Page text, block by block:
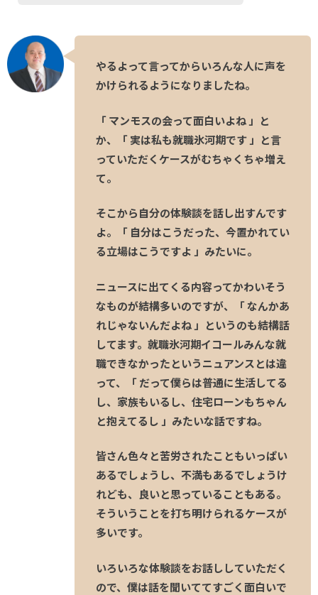
やるよって言ってからいろんな人に声を
かけられるようになりましたね。
「 マンモスの会って面白いよね 」と
か、「 実は私も就職氷河期です 」と言
っていただくケースがむちゃくちゃ増え
て。
そこから自分の体験談を話し出すんです
よ。「 自分はこうだった、今置かれてい
る立場はこうですよ 」みたいに。
ニュースに出てくる内容ってかわいそう
なものが結構多いのですが、「 なんかあ
れじゃないんだよね 」というのも結構話
してます。就職氷河期イコールみんな就
職できなかったというニュアンスとは違
って、「 だって僕らは普通に生活してる
し、家族もいるし、住宅ローンもちゃん
と抱えてるし 」みたいな話ですね。
皆さん色々と苦労されたこともいっぱい
あるでしょうし、不満もあるでしょうけ
れども、良いと思っていることもある。
そういうことを打ち明けられるケースが
多いです。
いろいろな体験談をお話ししていただく
ので、僕は話を聞いててすごく面白いで